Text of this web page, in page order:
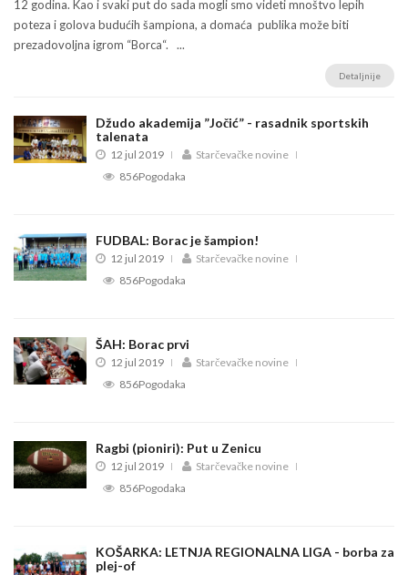
12 godina. Kao i svaki put do sada mogli smo videti mnoštvo lepih
poteza i golova budućih šampiona, a domaća publika može biti
prezadovoljna igrom “Borca“. ...
Detaljnije
Džudo akademija ”Jočić” - rasadnik sportskih
talenata
12 jul 2019
Starčevačke novine
856Pogodaka
FUDBAL: Borac je šampion!
12 jul 2019
Starčevačke novine
856Pogodaka
ŠAH: Borac prvi
12 jul 2019
Starčevačke novine
856Pogodaka
Ragbi (pioniri): Put u Zenicu
12 jul 2019
Starčevačke novine
856Pogodaka
KOŠARKA: LETNJA REGIONALNA LIGA - borba za
plej-of